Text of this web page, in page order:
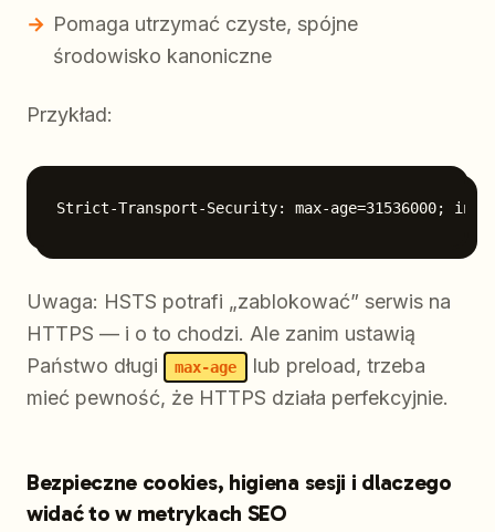
Pomaga utrzymać czyste, spójne
środowisko kanoniczne
Przykład:
Uwaga: HSTS potrafi „zablokować” serwis na
HTTPS — i o to chodzi. Ale zanim ustawią
Państwo długi
max-age
lub preload, trzeba
mieć pewność, że HTTPS działa perfekcyjnie.
Bezpieczne cookies, higiena sesji i dlaczego
widać to w metrykach SEO